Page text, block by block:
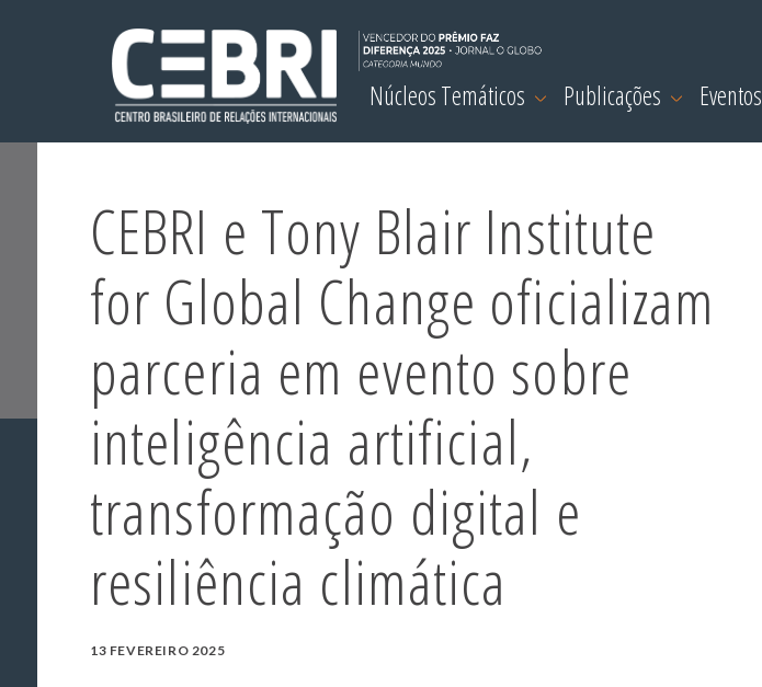
Núcleos Temáticos Publicações Eventos
CEBRI e Tony Blair Institute
for Global Change oficializam
parceria em evento sobre
inteligência artificial,
transformação digital e
resiliência climática
13 FEVEREIRO 2025